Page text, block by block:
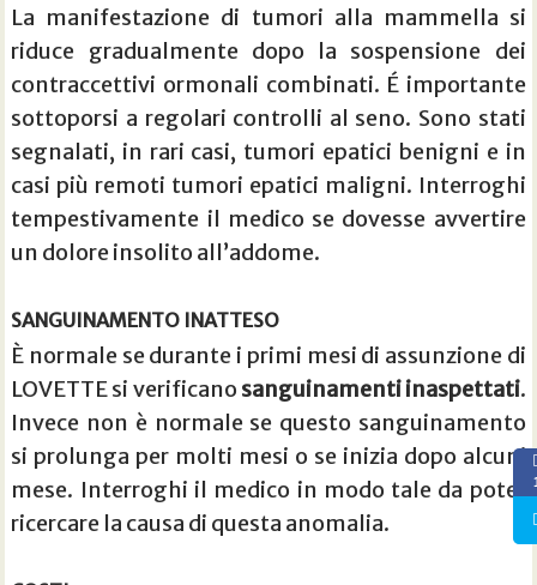
La manifestazione di tumori alla mammella si
riduce gradualmente dopo la sospensione dei
contraccettivi ormonali combinati. É importante
sottoporsi a regolari controlli al seno. Sono stati
segnalati, in rari casi, tumori epatici benigni e in
casi più remoti tumori epatici maligni. Interroghi
tempestivamente il medico se dovesse avvertire
un dolore insolito all’addome.
SANGUINAMENTO INATTESO
È normale se durante i primi mesi di assunzione di
LOVETTE si verificano sanguinamenti inaspettati.
Invece non è normale se questo sanguinamento
si prolunga per molti mesi o se inizia dopo alcuni
mese. Interroghi il medico in modo tale da poter
ricercare la causa di questa anomalia.